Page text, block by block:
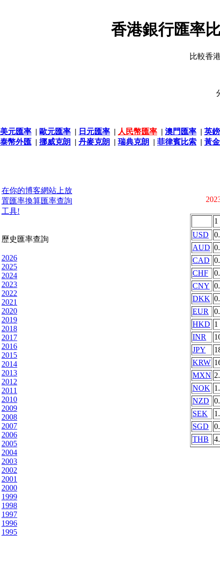
香港銀行匯率
比較香
美元匯率 | 歐元匯率 | 日元匯率 | 人民幣匯率 | 澳門匯率 | 英
泰幣外匯 | 挪威克朗 | 丹麥克朗 | 瑞典克朗 | 菲律賓比索 | 黃
在你的博客網站上放
置匯率換算匯率查詢
工具!
歷史匯率查詢
2026
2025
2024
2023
2022
2021
2020
2019
2018
2017
2016
2015
2014
2013
2012
2011
2010
2009
2008
2007
2006
2005
2004
2003
2002
2001
2000
1999
1998
1997
1996
1995
1
USD
AUD
CAD
CHF
CNY
DKK
EUR
HKD 1
INR
JPY
KRW
MXN
NOK
NZD
SEK
SGD
THB